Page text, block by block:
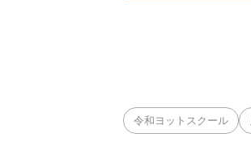
令和ヨットスクール